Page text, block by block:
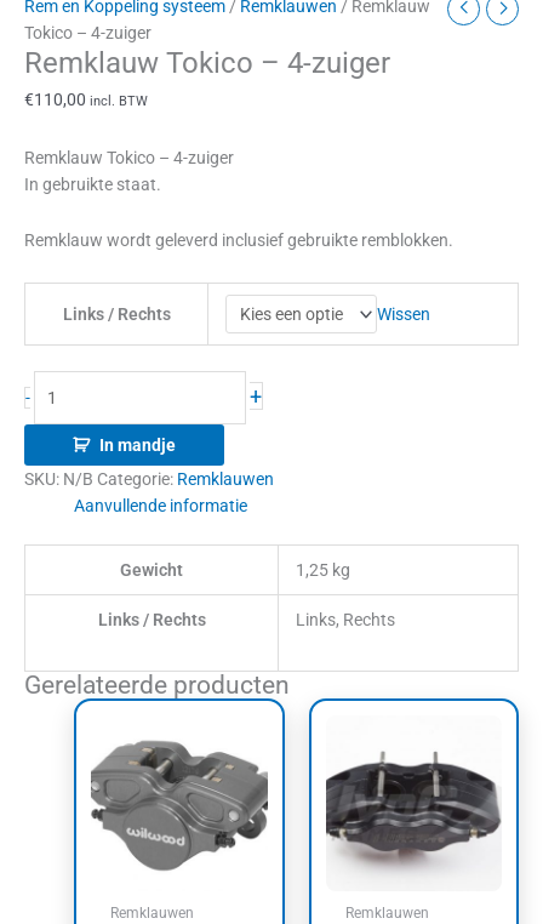
Rem en Koppeling systeem/ Remklauwen / Remklauw
Tokico – 4-zuiger
Remklauw Tokico – 4-zuiger
€110,00 incl. BTW
Remklauw Tokico – 4-zuiger
In gebruikte staat.
Remklauw wordt geleverd inclusief gebruikte remblokken.
Links / Rechts Wissen
- +
In mandje
SKU: N/B Categorie: Remklauwen
Aanvullende informatie
Gewicht 1,25 kg
Links / Rechts Links, Rechts
Gerelateerde producten
Remklauwen Remklauwen